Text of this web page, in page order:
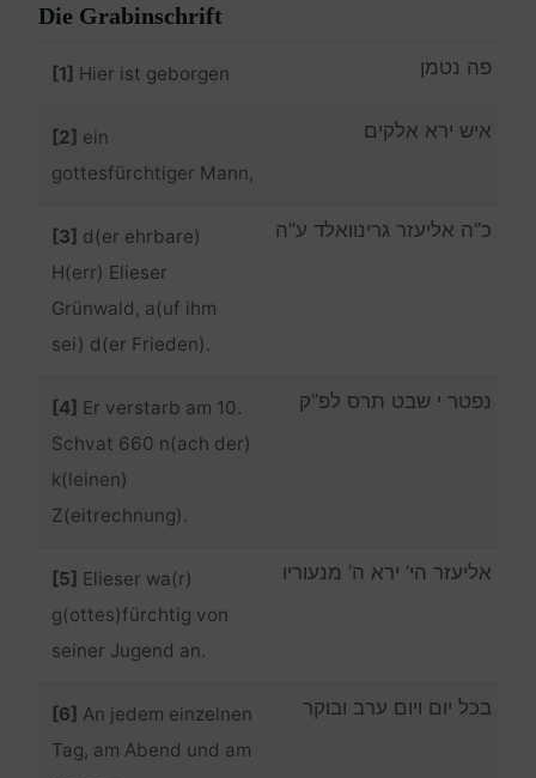
Die Grabinschrift
[1] Hier ist geborgen פה נטמן
[2] ein
gottesfürchtiger Mann,
איש ירא אלקים
[3] d(er ehrbare)
H(err) Elieser
Grünwald, a(uf ihm
sei) d(er Frieden).
כ”ה אליעזר גרינוואלד ע”ה
[4] Er verstarb am 10.
Schvat 660 n(ach der)
k(leinen)
Z(eitrechnung).
נפטר י שבט תרס לפ”ק
[5] Elieser wa(r)
g(ottes)fürchtig von
seiner Jugend an.
אליעזר הי’ ירא ה’ מנעוריו
[6] An jedem einzelnen
Tag, am Abend und am
בכל יום ויום ערב ובוקר